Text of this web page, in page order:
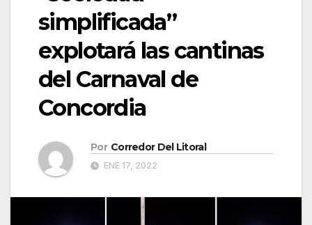
simplificada”
explotará las cantinas
del Carnaval de
Concordia
Por Corredor Del Litoral
ENE 17, 2022